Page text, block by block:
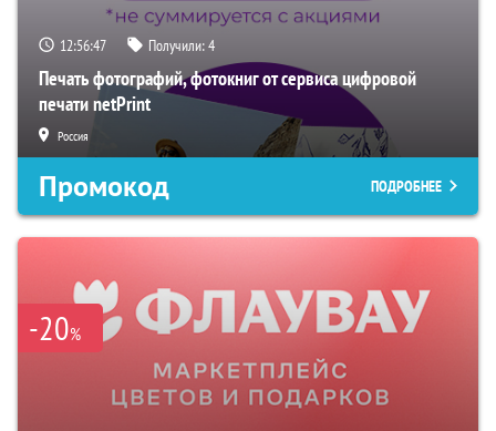
12:56:46 Получили:4
Печать фотографий, фотокниг от сервиса цифровой
печати netPrint
Россия
Промокод ПОДРОБНЕЕ
-20%